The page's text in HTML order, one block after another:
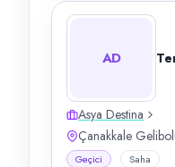
AD
Asya Destina
Çanakkale
Geçici Saha